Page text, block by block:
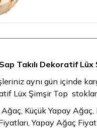
Takılı Dekoratif
aynı gün içinde
Lüx Şimşir Top
Küçük Yapay
Yapay Ağaç